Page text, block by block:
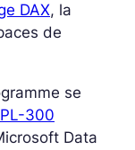
DAX, la
de
se
300
Data